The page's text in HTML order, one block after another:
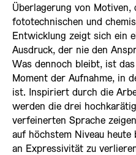
Überlagerung von
fototechnischen und
Entwicklung zeigt sich ein
Ausdruck, der nie den
Was dennoch bleibt, ist
Moment der Aufnahme, in
ist. Inspiriert durch die
werden die drei
verfeinerten Sprache
auf höchstem Niveau heute
an Expressivität zu